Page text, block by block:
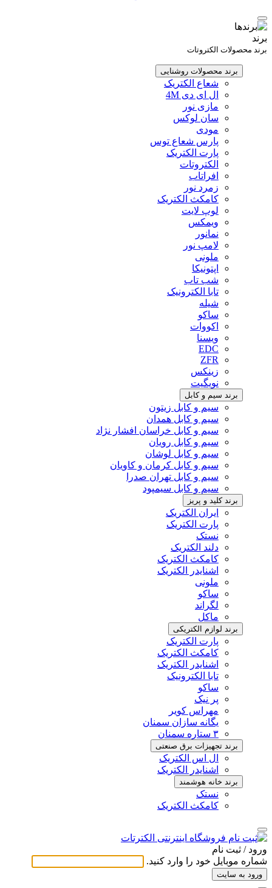
برند
برند محصولات الکتروتات
برند محصولات روشنایی
شعاع الکتریک
ال ای دی 4M
مازی نور
سان لوکس
مودی
پارس شعاع توس
پارت الکتریک
الکتروتات
افراتاب
زمرد نور
کامکث الکتریک
لوپ لایت
ویمکس
نمانور
لامپ نور
ملونی
اپتونیکا
شب تاب
تابا الکترونیک
شیله
ساکو
اکووات
ویسنا
EDC
ZFR
زینکس
نویگیت
برند سیم و کابل
سیم و کابل زیتون
سیم و کابل همدان
سیم و کابل خراسان افشار نژاد
سیم و کابل رویان
سیم و کابل لوشان
سیم و کابل کرمان و کاویان
سیم و کابل تهران صدرا
سیم و کابل سیمپود
برند کلید و پریز
ایران الکتریک
پارت الکتریک
نستک
دلند الکتریک
کامکث الکتریک
اشنایدر الکتریک
ملونی
ساکو
لگراند
ماکل
برند لوازم الکتریکی
پارت الکتریک
کامکث الکتریک
اشنایدر الکتریک
تابا الکترونیک
ساکو
پر نیک
مهراس کویر
یگانه سازان سمنان
۳ ستاره سمنان
برند تجهیزات برق صنعتی
ال اس الکتریک
اشنایدر الکتریک
برند خانه هوشمند
نستک
کامکث الکتریک
ورود / ثبت ‌نام
شماره موبایل خود را وارد کنید.
ورود به سایت